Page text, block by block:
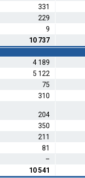
331
229
9
10 737
4 189
5 122
75
310
204
350
211
81
–
10 541